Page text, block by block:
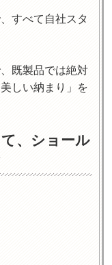
すべて自社スタ
既製品では絶対
しい納まり」を
、ショール